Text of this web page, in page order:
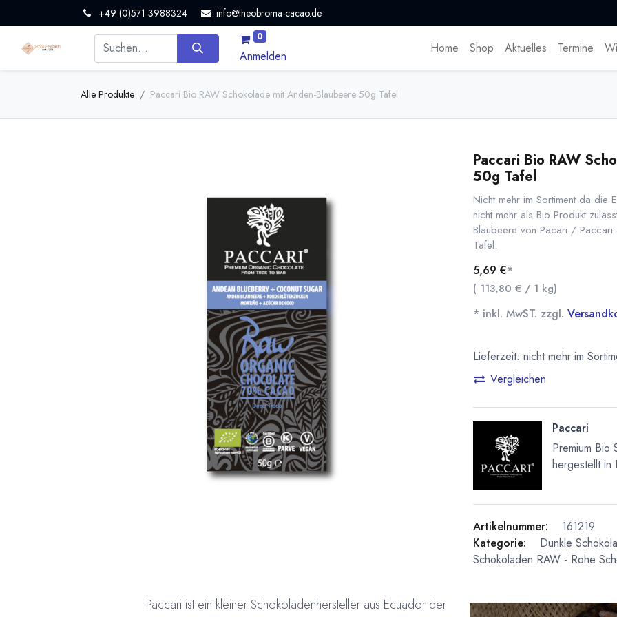
+49 (0)571 3988324 info@theobroma-cacao.de
0
Anmelden
Home Shop Aktuelles Termine
Alle Produkte Paccari Bio RAW Schokolade mit Anden-Blaubeere 50g Tafel
Paccari Bio RAW
50g Tafel
Nicht mehr im Sortiment da die
nicht mehr als Bio Produkt
Blaubeere von Pacari / Paccari
Tafel.
5,69 €*
( 113,80 € / 1 kg)
* inkl. MwST. zzgl.
Lieferzeit: nicht mehr im
Vergleichen
Paccari
Premium Bio
hergestellt in
Artikelnummer:
161219
Kategorie:
Dunkle
Schokoladen RAW - Rohe
Paccari ist ein kleiner Schokoladenhersteller aus Ecuador der